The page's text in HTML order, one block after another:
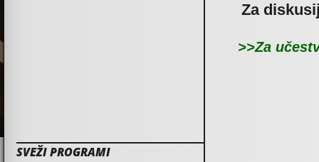
SVEŽI PROGRAMI
Za
>>Za